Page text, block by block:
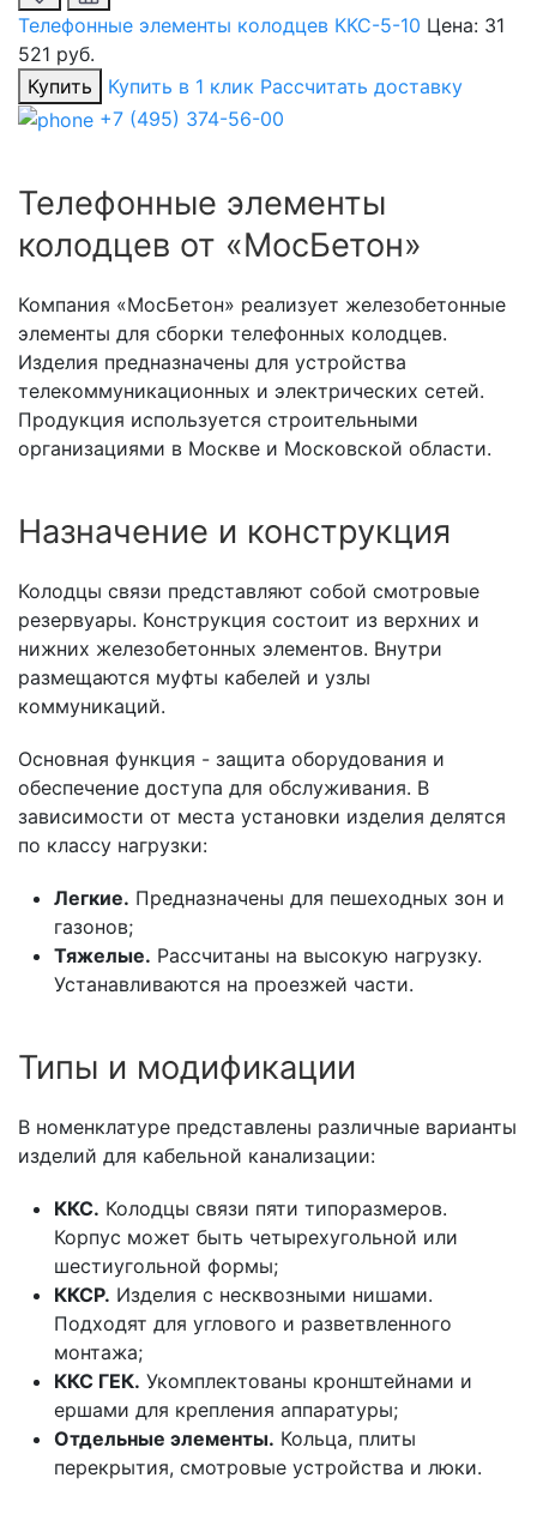
Телефонные элементы колодцев ККС-5-10 Цена: 31
521 руб.
Купить
Купить в 1 клик Рассчитать доставку
+7 (495) 374-56-00
Телефонные элементы
колодцев от «МосБетон»
Компания «МосБетон» реализует железобетонные
элементы для сборки телефонных колодцев.
Изделия предназначены для устройства
телекоммуникационных и электрических сетей.
Продукция используется строительными
организациями в Москве и Московской области.
Назначение и конструкция
Колодцы связи представляют собой смотровые
резервуары. Конструкция состоит из верхних и
нижних железобетонных элементов. Внутри
размещаются муфты кабелей и узлы
коммуникаций.
Основная функция - защита оборудования и
обеспечение доступа для обслуживания. В
зависимости от места установки изделия делятся
по классу нагрузки:
Легкие. Предназначены для пешеходных зон и
газонов;
Тяжелые. Рассчитаны на высокую нагрузку.
Устанавливаются на проезжей части.
Типы и модификации
В номенклатуре представлены различные варианты
изделий для кабельной канализации:
ККС. Колодцы связи пяти типоразмеров.
Корпус может быть четырехугольной или
шестиугольной формы;
ККСР. Изделия с несквозными нишами.
Подходят для углового и разветвленного
монтажа;
ККС ГЕК. Укомплектованы кронштейнами и
ершами для крепления аппаратуры;
Отдельные элементы. Кольца, плиты
перекрытия, смотровые устройства и люки.